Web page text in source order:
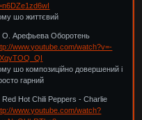
шо життєвий
. О. Арефьева Оборотень
www.youtube.com/watch?v=-
шо композиційно довершений і
гарний
. Red Hot Chili Peppers - Charlie
www.youtube.com/watch?